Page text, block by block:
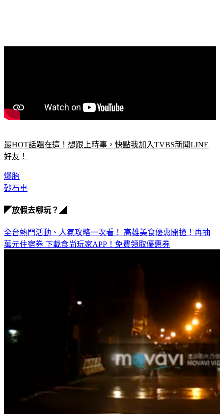
最HOT話題在這！想跟上時事，快點我加入TVBS新聞LINE
爆胎
全台熱門活動、人氣攻略一次看！高雄美食優惠開搶！再抽